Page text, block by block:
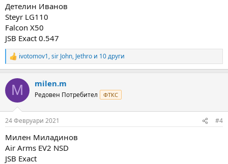
Детелин Иванов
Steyr LG110
Falcon X50
JSB Exact 0.547
R
e
c
i
s
ivotomov1,sir John, Jethro и 10 други
M milen.m
Редовен Потребител ФТКС
24 Февруари 2021 #4
Милен Миладинов
Air Arms EV2 NSD
JSB Exact